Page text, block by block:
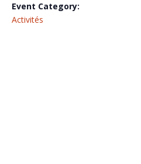
Event Category:
Activités